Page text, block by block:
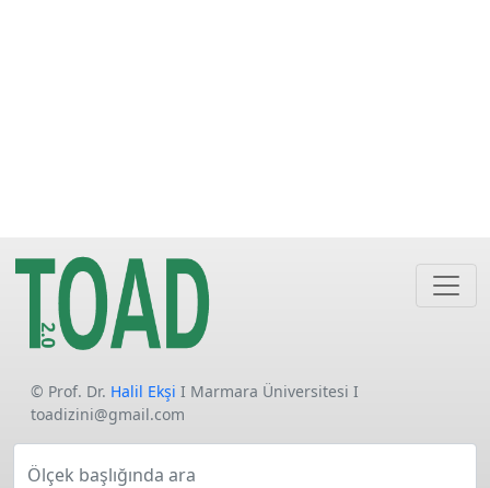
© Prof. Dr. Halil Ekşi I Marmara Üniversitesi I
toadizini@gmail.com
Ölçek başlığında ara